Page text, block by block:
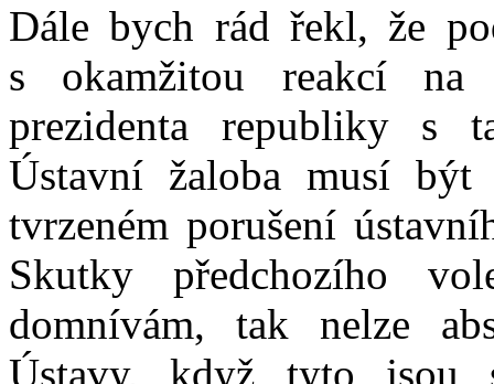
Dále bych rád řekl, že
s okamžitou reakcí na
prezidenta republiky s
Ústavní žaloba musí být
tvrzeném porušení
Skutky předchozího
domnívám, tak nelze
Ústavy, když tyto jsou